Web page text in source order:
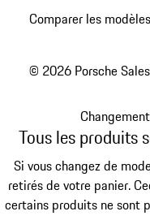
Comparer les
© 2026 Porsche
Tous les produits
Si vous changez de
retirés de votre panier.
certains produits ne sont